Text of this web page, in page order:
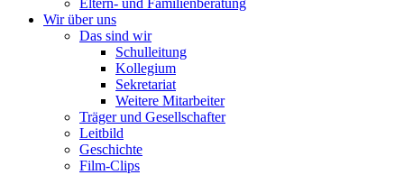
Eltern- und Familienberatung
Wir über uns
Das sind wir
Schulleitung
Kollegium
Sekretariat
Weitere Mitarbeiter
Träger und Gesellschafter
Leitbild
Geschichte
Film-Clips